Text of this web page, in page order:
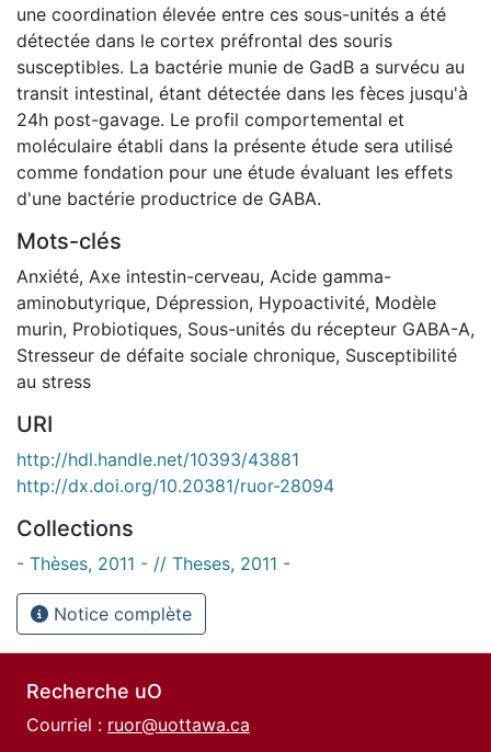
une coordination élevée entre ces sous-unités a été
détectée dans le cortex préfrontal des souris
susceptibles. La bactérie munie de GadB a survécu au
transit intestinal, étant détectée dans les fèces jusqu'à
24h post-gavage. Le profil comportemental et
moléculaire établi dans la présente étude sera utilisé
comme fondation pour une étude évaluant les effets
d'une bactérie productrice de GABA.
Mots-clés
Anxiété, Axe intestin-cerveau, Acide gamma-
aminobutyrique, Dépression, Hypoactivité, Modèle
murin, Probiotiques, Sous-unités du récepteur GABA-A,
Stresseur de défaite sociale chronique, Susceptibilité
au stress
URI
http://hdl.handle.net/10393/43881
http://dx.doi.org/10.20381/ruor-28094
Collections
- Thèses, 2011 - // Theses, 2011 -
Notice complète
Recherche uO
Courriel : ruor@uottawa.ca